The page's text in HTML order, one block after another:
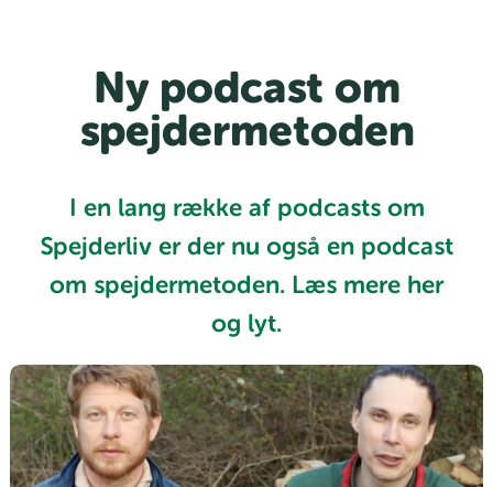
Ny podcast om
spejdermetoden
I en lang række af podcasts om
Spejderliv er der nu også en podcast
om spejdermetoden. Læs mere her
og lyt.